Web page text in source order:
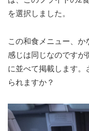
を選択しました。
この和食メニュー、か
感じは同じなのですが
に並べて掲載します。
られますか？